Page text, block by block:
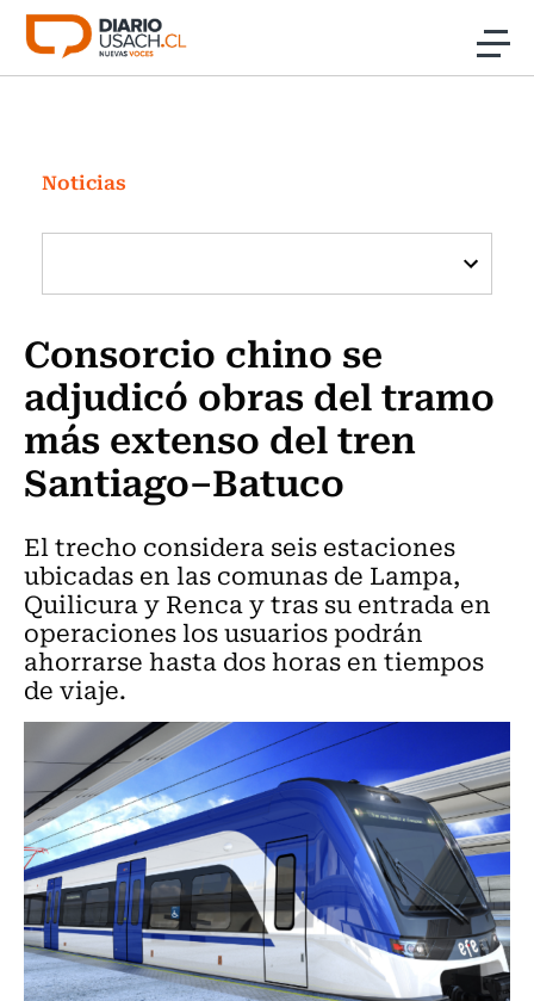
Click acá para ir directamente al contenido
Investigación
Cultura
Programas Radio y TV Usach
Noticias
Consorcio chino se
adjudicó obras del tramo
más extenso del tren
Santiago–Batuco
El trecho considera seis estaciones
ubicadas en las comunas de Lampa,
Quilicura y Renca y tras su entrada en
operaciones los usuarios podrán
ahorrarse hasta dos horas en tiempos
de viaje.